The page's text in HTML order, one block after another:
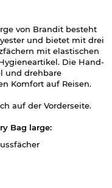
von Brandit besteht
und bietet mit drei
mit elastischen
Die Hand-
und drehbare
Komfort auf Reisen.
auf der Vorderseite.
Bag large: